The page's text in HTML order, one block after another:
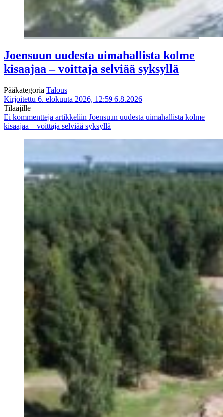
Joensuun uudesta uimahallista kolme
kisaajaa – voittaja selviää syksyllä
Pääkategoria Talous
Kirjoitettu 6. elokuuta 2026, 12:59 6.8.2026
Tilaajille
Ei kommentteja artikkeliin Joensuun uudesta uimahallista kolme
kisaajaa – voittaja selviää syksyllä